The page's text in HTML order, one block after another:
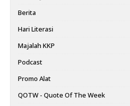
Berita
Hari Literasi
Majalah KKP
Podcast
Promo Alat
QOTW - Quote Of The Week